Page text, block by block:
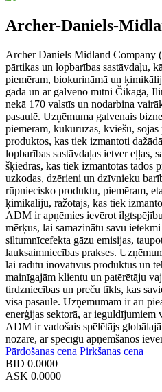
Archer-Daniels-
Archer Daniels Midland Company
pārtikas un lopbarības sastāvdaļu,
piemēram, biokurināmā un
gadā un ar galveno mītni Čikāgā,
nekā 170 valstīs un nodarbina
pasaulē. Uzņēmuma galvenais
piemēram, kukurūzas, kviešu,
produktos, kas tiek izmantoti
lopbarības sastāvdaļas ietver eļļas,
šķiedras, kas tiek izmantotas tādos
uzkodas, dzērieni un dzīvnieku
rūpniecisko produktu, piemēram,
ķimikāliju, ražotājs, kas tiek
ADM ir apņēmies ievērot
mērķus, lai samazinātu savu
siltumnīcefekta gāzu emisijas,
lauksaimniecības prakses.
lai radītu inovatīvus produktus un
mainīgajām klientu un patērētāju
tirdzniecības un preču tīkls, kas
visā pasaulē. Uzņēmumam ir arī
enerģijas sektorā, ar ieguldījumiem
ADM ir vadošais spēlētājs
nozarē, ar spēcīgu apņemšanos
Pārdošanas cena Pirkšanas cena
BID 0.0000
ASK 0.0000